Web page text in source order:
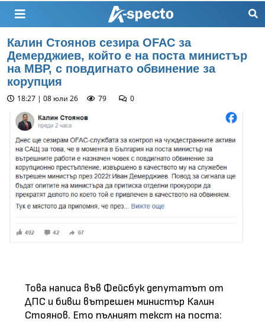
Калин Стоянов сезира OFAC за
Демерджиев, който е на поста министър
на МВР, с повдигнато обвинение за
корупция
18:27 | 08 юли 26 79 0
Това написа във Фейсбук депутатът от
ДПС и бивш вътрешен министър Калин
Стоянов. Ето пълният текст на поста: